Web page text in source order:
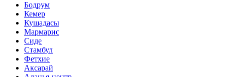
Бодрум
Кемер
Кушадасы
Мармарис
Сиде
Стамбул
Фетхие
Аксарай